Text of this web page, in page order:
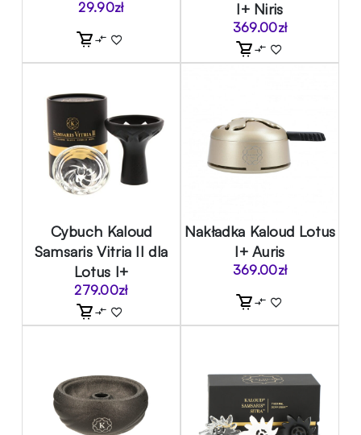
29.90zł
I+ Niris
369.00zł
Cybuch Kaloud
Samsaris Vitria II dla
Lotus I+
279.00zł
Nakładka Kaloud Lotus
I+ Auris
369.00zł